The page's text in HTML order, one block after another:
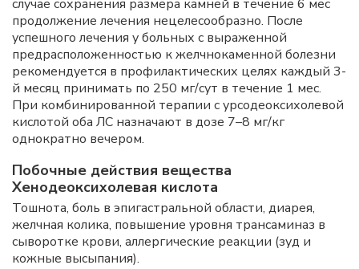
случае сохранения размера камней в течение 6 мес
продолжение лечения нецелесообразно. После
успешного лечения у больных с выраженной
предрасположенностью к желчнокаменной болезни
рекомендуется в профилактических целях каждый 3-
й месяц принимать по 250 мг/сут в течение 1 мес.
При комбинированной терапии с урсодеоксихолевой
кислотой оба ЛС назначают в дозе 7–8 мг/кг
однократно вечером.
Побочные действия вещества
Хенодеоксихолевая кислота
Тошнота, боль в эпигастральной области, диарея,
желчная колика, повышение уровня трансаминаз в
сыворотке крови, аллергические реакции (зуд и
кожные высыпания).